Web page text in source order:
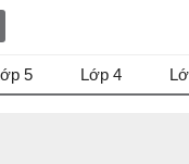
5 Lớp 4